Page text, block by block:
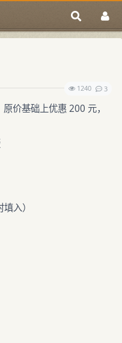
1240
3
价基础上优惠 200 元，
入）